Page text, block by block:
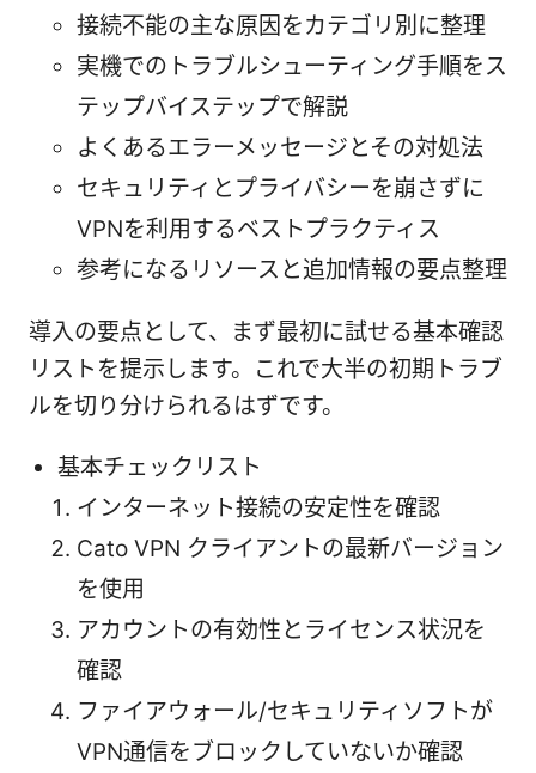
接続不能の主な原因をカテゴリ別に整理
実機でのトラブルシューティング手順をス
テップバイステップで解説
よくあるエラーメッセージとその対処法
セキュリティとプライバシーを崩さずに
VPNを利用するベストプラクティス
参考になるリソースと追加情報の要点整理
導入の要点として、まず最初に試せる基本確認
リストを提示します。これで大半の初期トラブ
ルを切り分けられるはずです。
基本チェックリスト
インターネット接続の安定性を確認
Cato VPN クライアントの最新バージョン
を使用
アカウントの有効性とライセンス状況を
確認
ファイアウォール/セキュリティソフトが
VPN通信をブロックしていないか確認